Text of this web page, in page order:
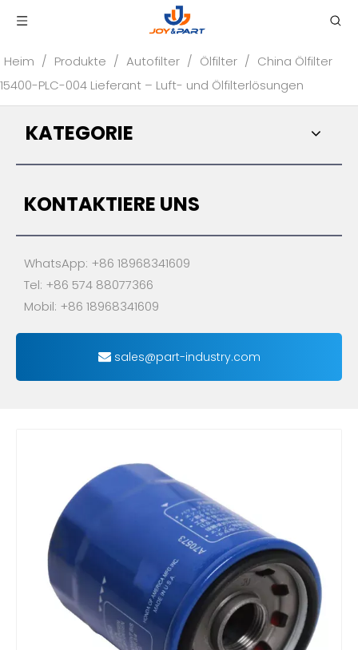
Heim / Produkte / Autofilter / Ölfilter / China Ölfilter
15400-PLC-004 Lieferant – Luft- und Ölfilterlösungen
KATEGORIE
KONTAKTIERE UNS
WhatsApp: +86 18968341609
Tel: +86 574 88077366
Mobil: +86 18968341609
sales@part-industry.com